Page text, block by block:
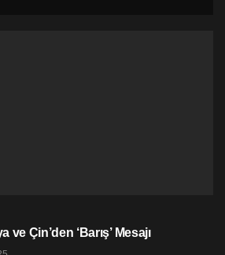
Çin’den ‘Barış’ Mesajı